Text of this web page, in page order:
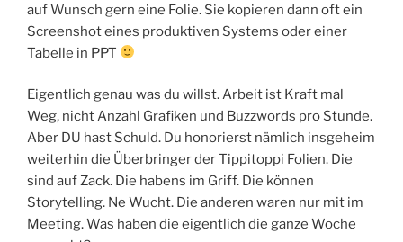
auf Wunsch gern eine Folie. Sie kopieren dann oft ein
Screenshot eines produktiven Systems oder einer
Tabelle in PPT
Eigentlich genau was du willst. Arbeit ist Kraft mal
Weg, nicht Anzahl Grafiken und Buzzwords pro Stunde.
Aber DU hast Schuld. Du honorierst nämlich insgeheim
weiterhin die Überbringer der Tippitoppi Folien. Die
sind auf Zack. Die habens im Griff. Die können
Storytelling. Ne Wucht. Die anderen waren nur mit im
Meeting. Was haben die eigentlich die ganze Woche